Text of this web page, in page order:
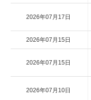
2026年07月17日
2026年07月15日
2026年07月15日
2026年07月10日